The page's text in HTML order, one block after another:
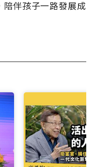
伴孩子一路發展成